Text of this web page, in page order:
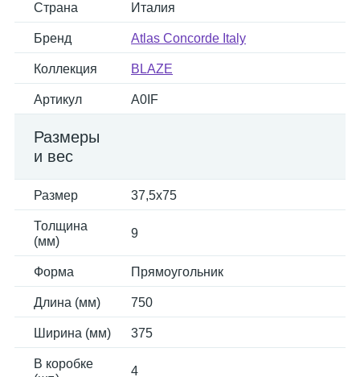
Страна Италия
Бренд Atlas Concorde Italy
Коллекция BLAZE
Артикул A0IF
Размеры
и вес
Размер 37,5x75
Толщина
(мм)
9
Форма Прямоугольник
Длина (мм) 750
Ширина (мм) 375
В коробке
4